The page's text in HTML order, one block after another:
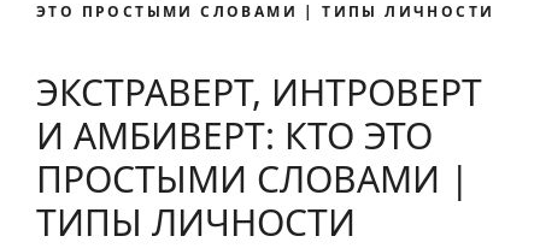
ЭТО ПРОСТЫМИ СЛОВАМИ | ТИПЫ ЛИЧНОСТИ
ЭКСТРАВЕРТ, ИНТРОВЕРТ
И АМБИВЕРТ: КТО ЭТО
ПРОСТЫМИ СЛОВАМИ |
ТИПЫ ЛИЧНОСТИ